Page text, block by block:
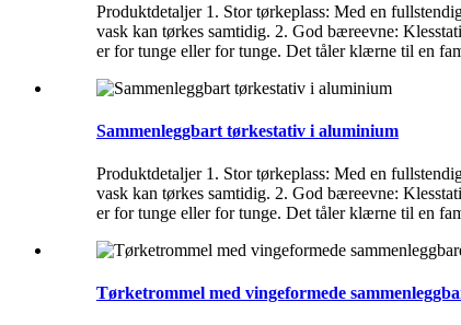
Produktdetaljer 1. Stor tørkeplass: Med en
vask kan tørkes samtidig. 2. God bæreevne:
er for tunge eller for tunge. Det tåler klærne til en
Sammenleggbart tørkestativ i aluminium
Produktdetaljer 1. Stor tørkeplass: Med en
vask kan tørkes samtidig. 2. God bæreevne:
er for tunge eller for tunge. Det tåler klærne til en
Tørketrommel med vingeformede